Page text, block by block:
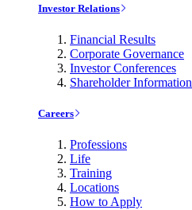
Investor Relations
Financial Results
Corporate Governance
Investor Conferences
Shareholder Information
Careers
Professions
Life
Training
Locations
How to Apply